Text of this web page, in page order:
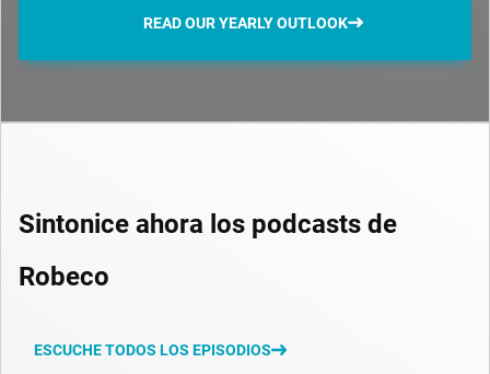
READ OUR YEARLY OUTLOOK
Sintonice ahora los podcasts de
Robeco
ESCUCHE TODOS LOS EPISODIOS